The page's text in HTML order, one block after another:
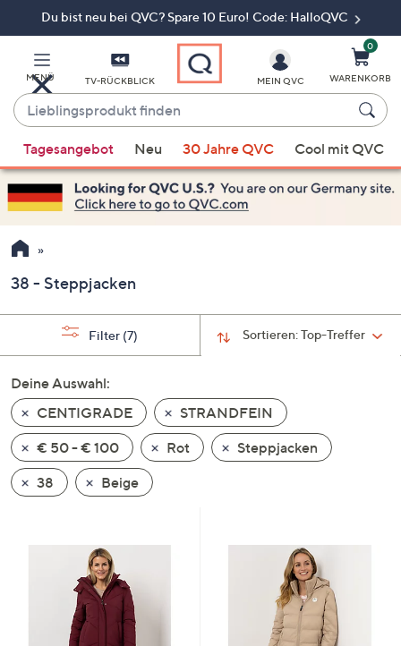
Du bist neu bei QVC? Spare 10 Euro! Code: HalloQVC
MENÜ TV-RÜCKBLICK
Lieblingsprodukt
finden
Vorschläge
verfügbar
sind,
verwenden
Sie
Pfeiltasten
nach
und
nach
unten
oder
wischen
Sie
auf
MEIN QVC
0
WARENKORB
Tagesangebot Neu 30 Jahre QVC Cool mit QVC
38 - Steppjacken
Sortieren:Top-Treffer
Filter (7)
Deine Auswahl:
CENTIGRADE
STRANDFEIN
€ 50 - € 100
Rot
Steppjacken
38
Beige